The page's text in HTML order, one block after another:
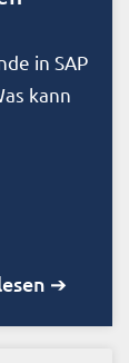
in SAP
kann
➔